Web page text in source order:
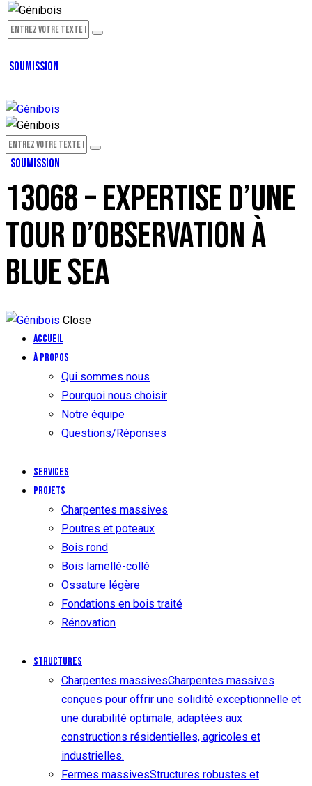
SOUMISSION
SOUMISSION
13068 – EXPERTISE D’UNE
TOUR D’OBSERVATION À
BLUE SEA
Close
Accueil
À propos
Qui sommes nous
Pourquoi nous choisir
Notre équipe
Questions/Réponses
Services
Projets
Charpentes massives
Poutres et poteaux
Bois rond
Bois lamellé-collé
Ossature légère
Fondations en bois traité
Rénovation
Structures
Charpentes massivesCharpentes massives
conçues pour offrir une solidité exceptionnelle et
une durabilité optimale, adaptées aux
constructions résidentielles, agricoles et
industrielles.
Fermes massivesStructures robustes et